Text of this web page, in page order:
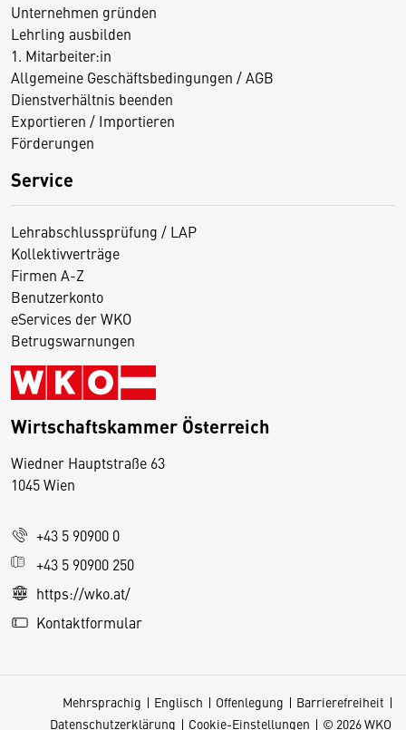
Unternehmen gründen
Lehrling ausbilden
1. Mitarbeiter:in
Allgemeine Geschäftsbedingungen / AGB
Dienstverhältnis beenden
Exportieren / Importieren
Förderungen
Service
Lehrabschlussprüfung / LAP
Kollektivverträge
Firmen A-Z
Benutzerkonto
eServices der WKO
Betrugswarnungen
Wirtschaftskammer Österreich
Wiedner Hauptstraße 63
1045 Wien
+43 5 90900 0
+43 5 90900 250
https://wko.at/
Kontaktformular
Mehrsprachig Englisch Offenlegung
Barrierefreiheit
Datenschutzerklärung
Cookie-Einstellungen © 2026 WKO
D
s
e
S
e